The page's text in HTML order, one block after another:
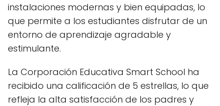
instalaciones modernas y bien equipadas, lo
que permite a los estudiantes disfrutar de un
entorno de aprendizaje agradable y
estimulante.
La Corporación Educativa Smart School ha
recibido una calificación de 5 estrellas, lo que
refleja la alta satisfacción de los padres y